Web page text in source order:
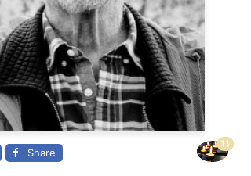
Share
11